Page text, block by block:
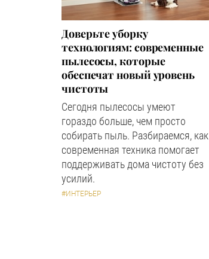
Доверьте уборку
технологиям: современные
пылесосы, которые
обеспечат новый уровень
чистоты
Сегодня пылесосы умеют
гораздо больше, чем просто
собирать пыль. Разбираемся, как
современная техника помогает
поддерживать дома чистоту без
усилий.
#ИНТЕРЬЕР